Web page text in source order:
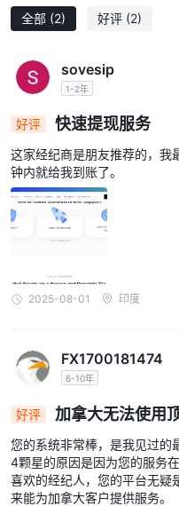
全部 (2) 好评 (2)
sovesip
1-2年
好评 快速提现服务
这家经纪商是朋友推荐的，
钟内就给我到账了。
2025-08-01 印度
FX1700181474
6-10年
好评
加拿大无法使用
您的系统非常棒，是我见过的
4颗星的原因是因为您的服务
喜欢的经纪人，您的平台无疑
来能为加拿大客户提供服务。